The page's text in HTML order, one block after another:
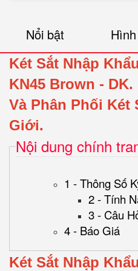
Nổi bật
Két Sắt Nhập
KN45 Brown - DK.
Và Phân Phối Két
Giới.
Nội dung chính
1 - Thông Số
2 - Tính
3 - Câu
4 - Báo Giá
Két Sắt Nhập